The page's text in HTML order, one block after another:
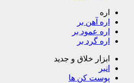
اره
اره آهن بر
اره عمود بر
اره گرد بر
ابزار خلاق و جدید
انبر
پوست کن ها